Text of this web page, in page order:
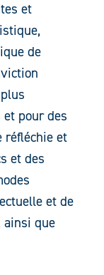
et
de
pour des
réfléchie et
et des
et de
ainsi que